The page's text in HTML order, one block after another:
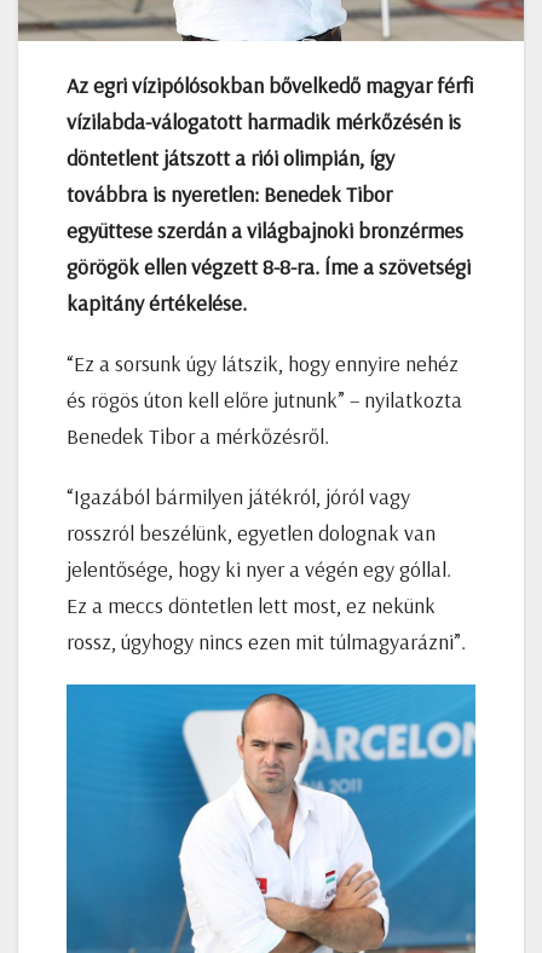
Az egri vízipólósokban bővelkedő magyar férfi
vízilabda-válogatott harmadik mérkőzésén is
döntetlent játszott a riói olimpián, így
továbbra is nyeretlen: Benedek Tibor
együttese szerdán a világbajnoki bronzérmes
görögök ellen végzett 8-8-ra. Íme a szövetségi
kapitány értékelése.
“Ez a sorsunk úgy látszik, hogy ennyire nehéz
és rögös úton kell előre jutnunk” – nyilatkozta
Benedek Tibor a mérkőzésről.
“Igazából bármilyen játékról, jóról vagy
rosszról beszélünk, egyetlen dolognak van
jelentősége, hogy ki nyer a végén egy góllal.
Ez a meccs döntetlen lett most, ez nekünk
rossz, úgyhogy nincs ezen mit túlmagyarázni”.